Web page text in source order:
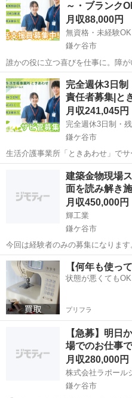
態】常勤(日勤...
～・ブランク
月収88,000円
鎌ケ谷市
誰かの役に立つ喜びを仕事に。障
顔を支える生活支援員募集。未経
歓迎します。 ■週2日～OK｜生活支援員（パート）募集 「人と関わる
ことが好き」 「誰...
千葉 鎌ケ谷市 介護福祉士
完全週休3日制
責任者募集|と
月収241,045円
鎌ケ谷市
生活介護事業所「ときあわせ」で
にR8、3月にオープンした新しい
ンク復帰も応援。一人ひとりに寄
■完全週休3日制｜サ...
鎌ケ谷市 その他
建築金物現場
面を読み解き
月収450,000円
輝工業
鎌ケ谷市
今回は経験者のみの募集になりま
みの募集になります。 ───【アピールポイント】──── ✅髪色・髪型
自由＆ヒゲOK！ ✅メリハリある
ラックス！ ...
千葉 鎌ケ谷市 内装職人
【何年も使っ
状態が悪くても
プリフラ
【急募】明日
場でのお仕事で
月収280,000円
株式会社ラポール
鎌ケ谷市